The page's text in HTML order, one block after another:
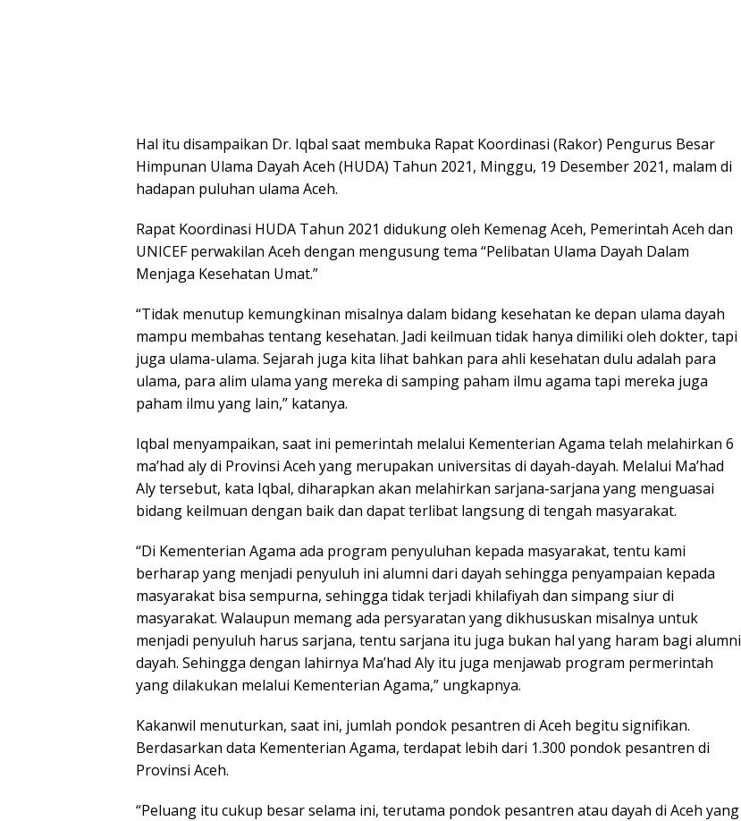
Hal itu disampaikan Dr. Iqbal saat membuka Rapat Koordinasi (Rakor) Pengurus Besar
Himpunan Ulama Dayah Aceh (HUDA) Tahun 2021, Minggu, 19 Desember 2021, malam di
hadapan puluhan ulama Aceh.
Rapat Koordinasi HUDA Tahun 2021 didukung oleh Kemenag Aceh, Pemerintah Aceh dan
UNICEF perwakilan Aceh dengan mengusung tema “Pelibatan Ulama Dayah Dalam
Menjaga Kesehatan Umat.”
“Tidak menutup kemungkinan misalnya dalam bidang kesehatan ke depan ulama dayah
mampu membahas tentang kesehatan. Jadi keilmuan tidak hanya dimiliki oleh dokter, tapi
juga ulama-ulama. Sejarah juga kita lihat bahkan para ahli kesehatan dulu adalah para
ulama, para alim ulama yang mereka di samping paham ilmu agama tapi mereka juga
paham ilmu yang lain,” katanya.
Iqbal menyampaikan, saat ini pemerintah melalui Kementerian Agama telah melahirkan 6
ma’had aly di Provinsi Aceh yang merupakan universitas di dayah-dayah. Melalui Ma’had
Aly tersebut, kata Iqbal, diharapkan akan melahirkan sarjana-sarjana yang menguasai
bidang keilmuan dengan baik dan dapat terlibat langsung di tengah masyarakat.
“Di Kementerian Agama ada program penyuluhan kepada masyarakat, tentu kami
berharap yang menjadi penyuluh ini alumni dari dayah sehingga penyampaian kepada
masyarakat bisa sempurna, sehingga tidak terjadi khilafiyah dan simpang siur di
masyarakat. Walaupun memang ada persyaratan yang dikhususkan misalnya untuk
menjadi penyuluh harus sarjana, tentu sarjana itu juga bukan hal yang haram bagi alumni
dayah. Sehingga dengan lahirnya Ma’had Aly itu juga menjawab program permerintah
yang dilakukan melalui Kementerian Agama,” ungkapnya.
Kakanwil menuturkan, saat ini, jumlah pondok pesantren di Aceh begitu signifikan.
Berdasarkan data Kementerian Agama, terdapat lebih dari 1.300 pondok pesantren di
Provinsi Aceh.
“Peluang itu cukup besar selama ini, terutama pondok pesantren atau dayah di Aceh yang